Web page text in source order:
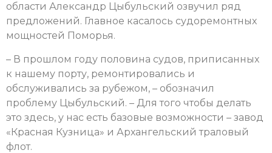
области Александр Цыбульский озвучил ряд
предложений. Главное касалось судоремонтных
мощностей Поморья.
– В прошлом году половина судов, приписанных
к нашему порту, ремонтировались и
обслуживались за рубежом, – обозначил
проблему Цыбульский. – Для того чтобы делать
это здесь, у нас есть базовые возможности – завод
«Красная Кузница» и Архангельский траловый
флот.